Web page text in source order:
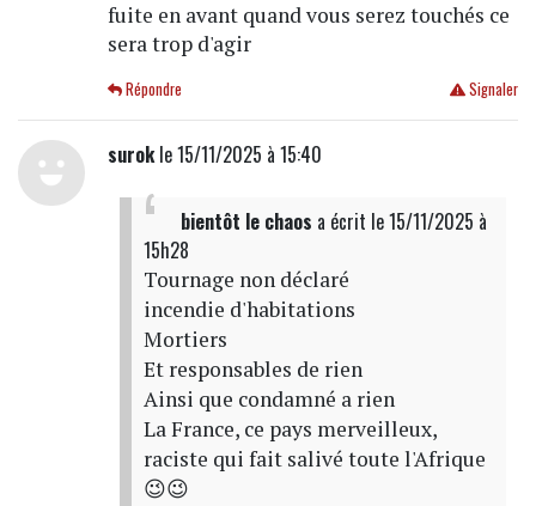
fuite en avant quand vous serez touchés ce
sera trop d'agir
Signaler
Répondre
surokle 15/11/2025 à 15:40
bientôt le chaos a écrit le 15/11/2025 à
15h28
Tournage non déclaré
incendie d'habitations
Mortiers
Et responsables de rien
Ainsi que condamné a rien
La France, ce pays merveilleux,
raciste qui fait salivé toute l'Afrique
😉😉